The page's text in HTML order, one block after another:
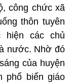
công chức xã
thôn tuyên
hiện các chủ
nước. Nhờ đó
của huyện
phổ biến giáo